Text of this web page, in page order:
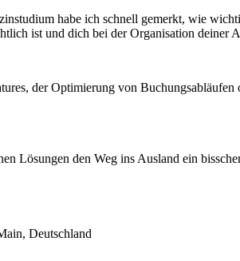
habe ich schnell gemerkt, wie
ist und dich bei der Organisation deiner
der Optimierung von
Lösungen den Weg ins Ausland ein
Deutschland